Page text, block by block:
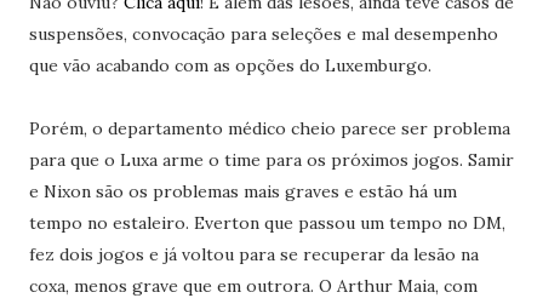
suspensões, convocação para seleções e mal desempenho
que vão acabando com as opções do Luxemburgo.
Porém, o departamento médico cheio parece ser problema
para que o Luxa arme o time para os próximos jogos. Samir
e Nixon são os problemas mais graves e estão há um
tempo no estaleiro. Everton que passou um tempo no DM,
fez dois jogos e já voltou para se recuperar da lesão na
coxa, menos grave que em outrora. O Arthur Maia, com